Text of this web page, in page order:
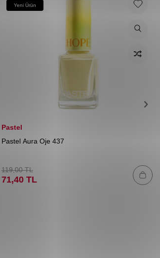
Yeni Ürün
Pastel
Pastel Aura Oje 437
119,00TL
71,40 TL